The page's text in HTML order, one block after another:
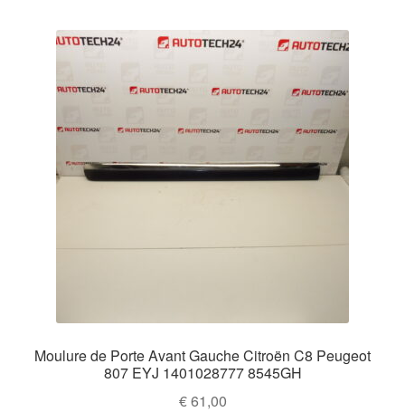
Moulure de Porte Avant Gauche Citroën C8 Peugeot
807 EYJ 1401028777 8545GH
€61,00